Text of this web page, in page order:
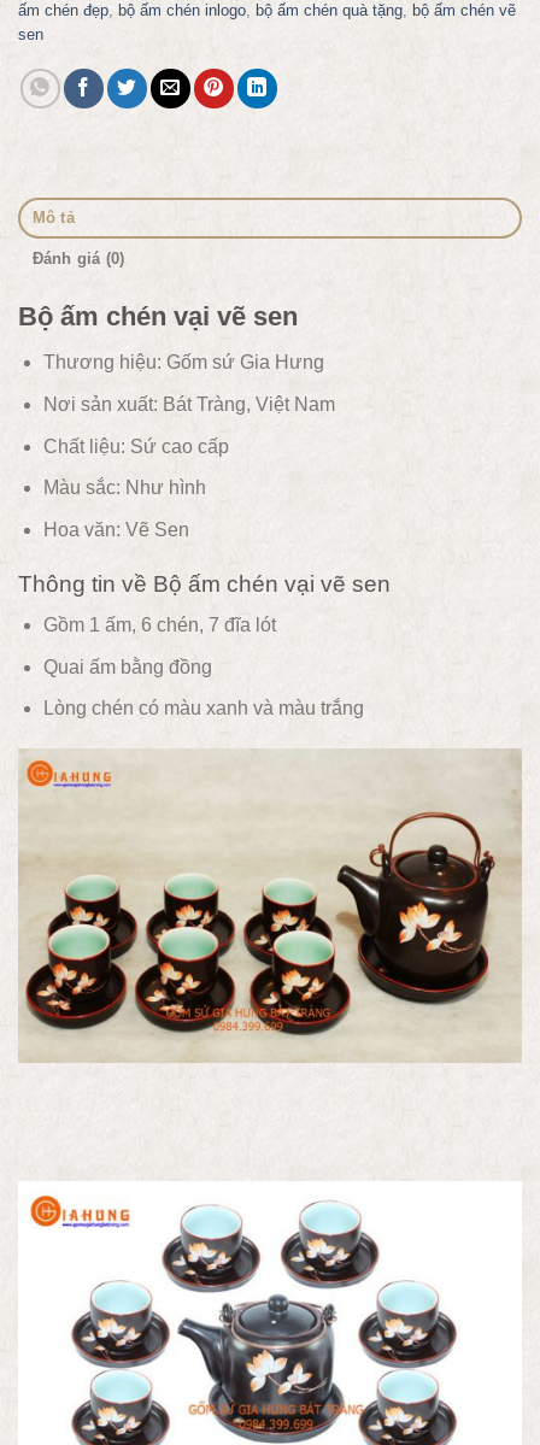
ấm chén đẹp, bộ ấm chén inlogo, bộ ấm chén quà tặng, bộ ấm chén vẽ
sen
Mô tả
Đánh giá (0)
Bộ ấm chén vại vẽ sen
Thương hiệu: Gốm sứ Gia Hưng
Nơi sản xuất: Bát Tràng, Việt Nam
Chất liệu: Sứ cao cấp
Màu sắc: Như hình
Hoa văn: Vẽ Sen
Thông tin về Bộ ấm chén vại vẽ sen
Gồm 1 ấm, 6 chén, 7 đĩa lót
Quai ấm bằng đồng
Lòng chén có màu xanh và màu trắng